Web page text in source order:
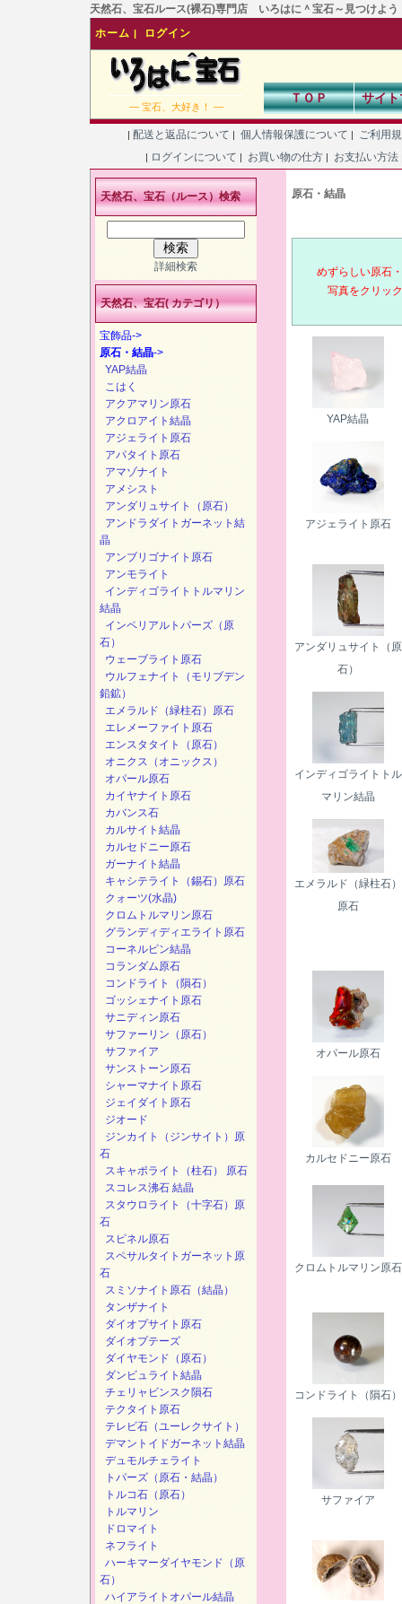
天然石、宝石ルース(裸石)専門店 いろはに＾宝石～見つけよ
ホーム | ログイン
― 宝石、大好き！ ―
ＴＯＰ サイ
| 配送と返品について | 個人情報保護について | ご利用
| ログインについて | お買い物の仕方 | お支払い方法
原石・結晶
めずらしい原石
写真をクリッ
YAP結晶
アジェライト原石
アンダリュサイト（原
石）
インディゴライトトル
マリン結晶
エメラルド（緑柱石）
原石
オパール原石
カルセドニー原石
クロムトルマリン原石
コンドライト（隕石）
サファイア
天然石、宝石（ルース）検索
詳細検索
天然石、宝石( カテゴリ）
宝飾品->
原石・結晶->
YAP結晶
こはく
アクアマリン原石
アクロアイト結晶
アジェライト原石
アパタイト原石
アマゾナイト
アメシスト
アンダリュサイト（原石）
アンドラダイトガーネット結
晶
アンブリゴナイト原石
アンモライト
インディゴライトトルマリン
結晶
インペリアルトパーズ（原
石）
ウェーブライト原石
ウルフェナイト（モリブデン
鉛鉱）
エメラルド（緑柱石）原石
エレメーファイト原石
エンスタタイト（原石）
オニクス（オニックス）
オパール原石
カイヤナイト原石
カバンス石
カルサイト結晶
カルセドニー原石
ガーナイト結晶
キャシテライト（錫石）原石
クォーツ(水晶)
クロムトルマリン原石
グランディディエライト原石
コーネルピン結晶
コランダム原石
コンドライト（隕石）
ゴッシェナイト原石
サニディン原石
サファーリン（原石）
サファイア
サンストーン原石
シャーマナイト原石
ジェイダイト原石
ジオード
ジンカイト（ジンサイト）原
石
スキャポライト（柱石） 原石
スコレス沸石 結晶
スタウロライト（十字石）原
石
スピネル原石
スペサルタイトガーネット原
石
スミソナイト原石（結晶）
タンザナイト
ダイオプサイト原石
ダイオプテーズ
ダイヤモンド（原石）
ダンビュライト結晶
チェリャビンスク隕石
テクタイト原石
テレビ石（ユーレクサイト）
デマントイドガーネット結晶
デュモルチェライト
トパーズ（原石・結晶）
トルコ石（原石）
トルマリン
ドロマイト
ネフライト
ハーキマーダイヤモンド（原
石）
ハイアライトオパール結晶